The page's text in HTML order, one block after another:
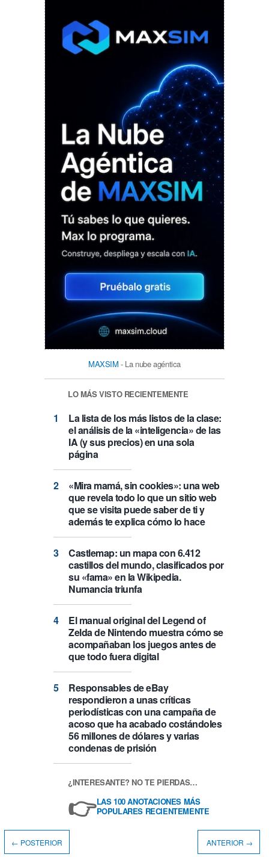
MAXSIM - La nube agéntica
LO MÁS VISTO RECIENTEMENTE
La lista de los más listos de la clase:
el análisis de la «inteligencia» de las
IA (y sus precios) en una sola
página
«Mira mamá, sin cookies»: una web
que revela todo lo que un sitio web
que se visita puede saber de ti y
además te explica cómo lo hace
Castlemap: un mapa con 6.412
castillos del mundo, clasificados por
su «fama» en la Wikipedia.
Numancia triunfa
El manual original del Legend of
Zelda de Nintendo muestra cómo se
acompañaban los juegos antes de
que todo fuera digital
Responsables de eBay
respondieron a unas críticas
periodísticas con una campaña de
acoso que ha acabado costándoles
56 millones de dólares y varias
condenas de prisión
¿INTERESANTE? NO TE PIERDAS…
👉LAS 100 ANOTACIONES MÁS
POPULARES RECIENTEMENTE
← POSTERIOR ANTERIOR →